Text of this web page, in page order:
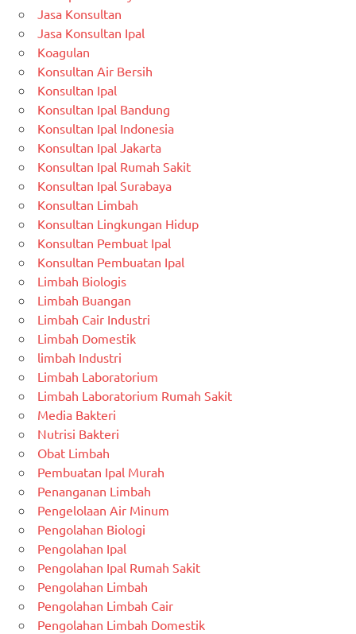
Jasa Konsultan
Jasa Konsultan Ipal
Koagulan
Konsultan Air Bersih
Konsultan Ipal
Konsultan Ipal Bandung
Konsultan Ipal Indonesia
Konsultan Ipal Jakarta
Konsultan Ipal Rumah Sakit
Konsultan Ipal Surabaya
Konsultan Limbah
Konsultan Lingkungan Hidup
Konsultan Pembuat Ipal
Konsultan Pembuatan Ipal
Limbah Biologis
Limbah Buangan
Limbah Cair Industri
Limbah Domestik
limbah Industri
Limbah Laboratorium
Limbah Laboratorium Rumah Sakit
Media Bakteri
Nutrisi Bakteri
Obat Limbah
Pembuatan Ipal Murah
Penanganan Limbah
Pengelolaan Air Minum
Pengolahan Biologi
Pengolahan Ipal
Pengolahan Ipal Rumah Sakit
Pengolahan Limbah
Pengolahan Limbah Cair
Pengolahan Limbah Domestik